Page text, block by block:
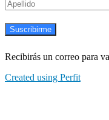
Suscribirme
Recibirás un correo para
Created using Perfit